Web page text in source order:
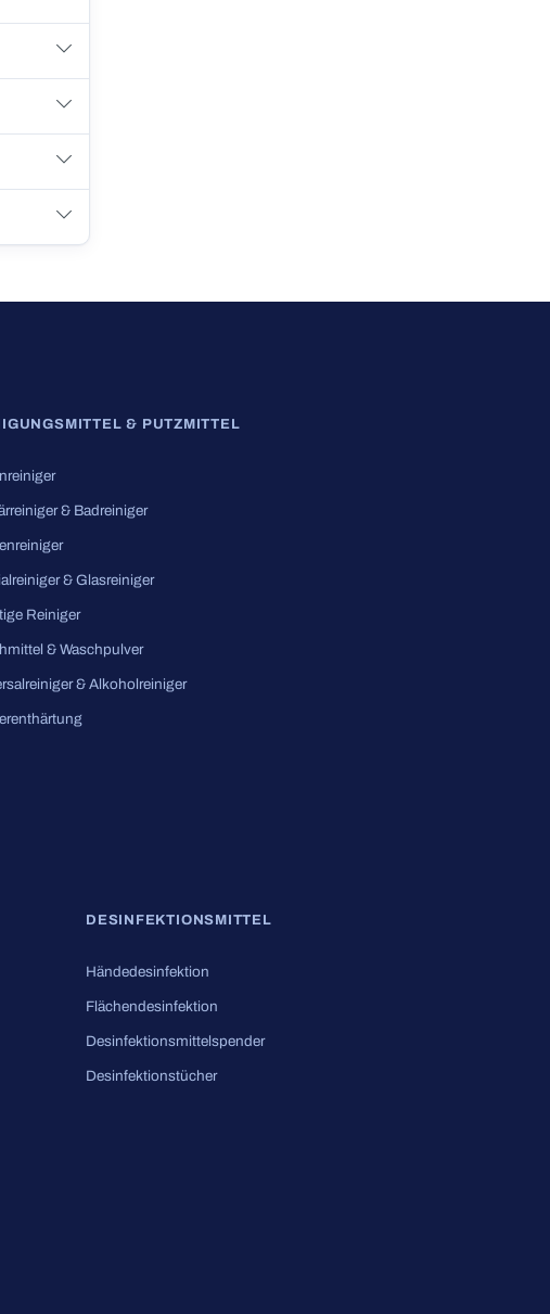
& PUTZMITTEL
& Badreiniger
& Glasreiniger
Reiniger
& Waschpulver
& Alkoholreiniger
DESINFEKTIONSMITTEL
Händedesinfektion
Flächendesinfektion
Desinfektionsmittelspender
Desinfektionstücher